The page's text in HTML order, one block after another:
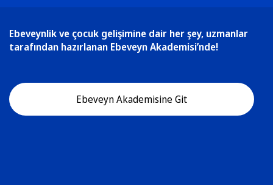
Ebeveynlik ve çocuk gelişimine dair her şey, uzmanlar
tarafından hazırlanan Ebeveyn Akademisi’nde!
Ebeveyn Akademisine Git